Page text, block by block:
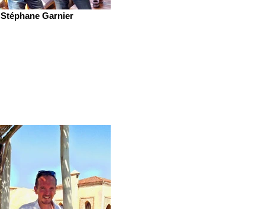
Stéphane Garnier